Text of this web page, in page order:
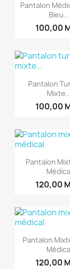
Ajouter
Créer une
Créer
Nom de la
Vous devez
à votre liste
Pantalon
Bleu...
100,00
Pantalon
Mixte...
100,00
Pantalon
120,00
Pantalon
120,00